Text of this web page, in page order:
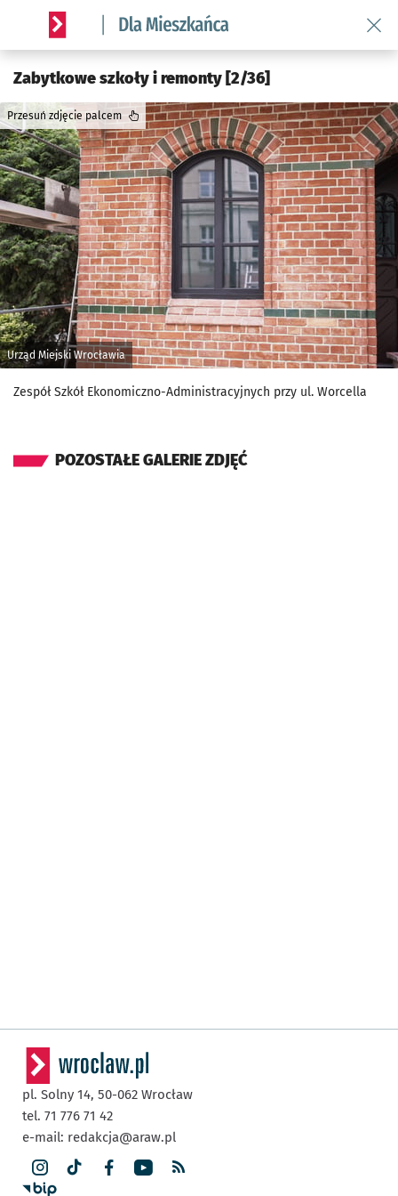
Serwis informacyjny wroclaw.pl podserwis: Dla mieszkańca
Zabytkowe szkoły i remonty [2/36]
Urząd Miejski Wrocławia
Przesuń zdjęcie palcem
Zespół Szkół Ekonomiczno-Administracyjnych przy ul. Worcella
POZOSTAŁE GALERIE ZDJĘĆ
pl. Solny 14, 50-062 Wrocław
tel. 71 776 71 42
e-mail: redakcja@araw.pl